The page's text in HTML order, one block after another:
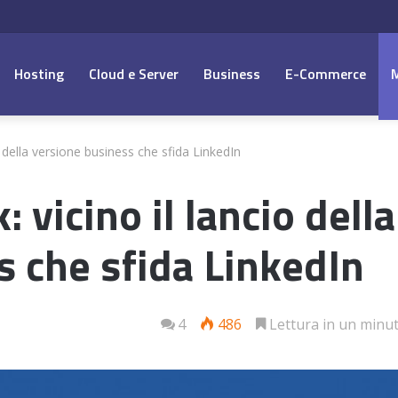
Hosting Cloud e Server Business E-Commerce
versione business che sfida LinkedIn
vicino il lancio della
che sfida LinkedIn
4 486 Lettura in un